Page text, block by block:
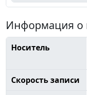
Информация о
Носитель
Скорость записи